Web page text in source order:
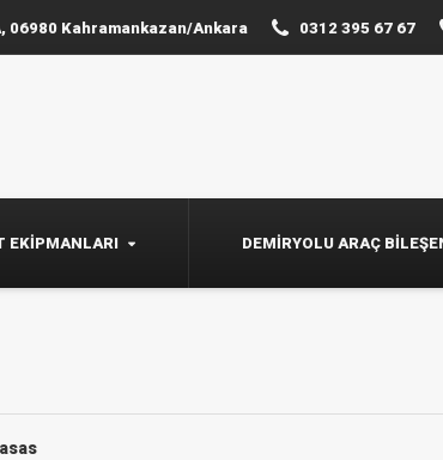
06980 Kahramankazan/Ankara 0312 395 67 67
EKIPMANLARI DEMIRYOLU ARAÇ